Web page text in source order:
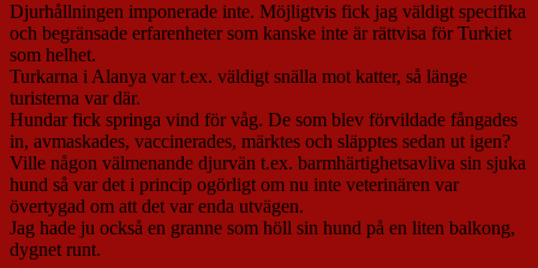
Djurhållningen imponerade inte. Möjligtvis fick jag väldigt specifika
och begränsade erfarenheter som kanske inte är rättvisa för Turkiet
som helhet.
Turkarna i Alanya var t.ex. väldigt snälla mot katter, så länge
turisterna var där.
Hundar fick springa vind för våg. De som blev förvildade fångades
in, avmaskades, vaccinerades, märktes och släpptes sedan ut igen?
Ville någon välmenande djurvän t.ex. barmhärtighetsavliva sin sjuka
hund så var det i princip ogörligt om nu inte veterinären var
övertygad om att det var enda utvägen.
Jag hade ju också en granne som höll sin hund på en liten balkong,
dygnet runt.